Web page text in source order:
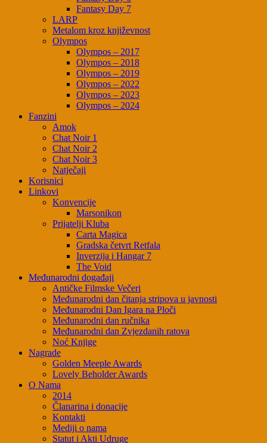
Fantasy Day 7
LARP
Metalom kroz književnost
Olympos
Olympos – 2017
Olympos – 2018
Olympos – 2019
Olympos – 2022
Olympos – 2023
Olympos – 2024
Fanzini
Amok
Chat Noir 1
Chat Noir 2
Chat Noir 3
Natječaji
Korisnici
Linkovi
Konvencije
Marsonikon
Prijatelji Kluba
Carta Magica
Gradska četvrt Retfala
Inverzija i Hangar 7
The Void
Međunarodni događaji
Antičke Filmske Večeri
Međunarodni dan čitanja stripova u javnosti
Međunarodni Dan Igara na Ploči
Međunarodni dan ručnika
Međunarodni dan Zvjezdanih ratova
Noć Knjige
Nagrade
Golden Meeple Awards
Lovely Beholder Awards
O Nama
2014
Članarina i donacije
Kontakti
Mediji o nama
Statut i Akti Udruge